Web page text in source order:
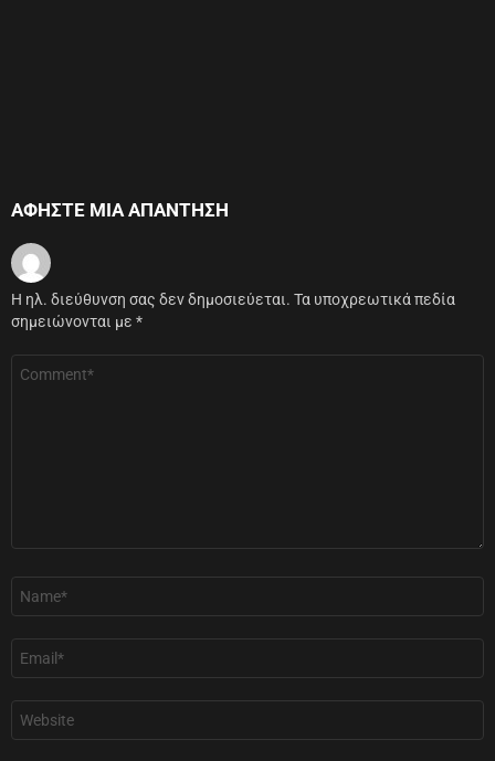
ΑΦΉΣΤΕ ΜΙΑ ΑΠΆΝΤΗΣΗ
Η ηλ. διεύθυνση σας δεν δημοσιεύεται. Τα υποχρεωτικά πεδία
σημειώνονται με *
Σχόλιο
Όνομα
Email
Ιστότοπος